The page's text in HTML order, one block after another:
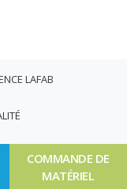
COMMANDE DE
MATÉRIEL
LAFAB